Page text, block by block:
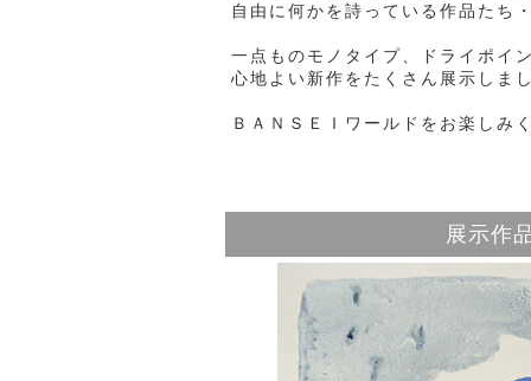
自由に何かを詩っている作品たち
一点ものモノタイプ、ドライポイ
心地よい新作をたくさん展示しま
ＢＡＮＳＥＩワールドをお楽しみ
展示作